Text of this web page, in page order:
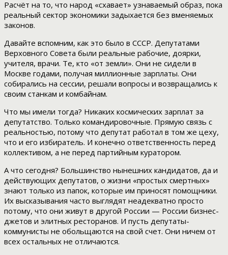
Расчёт на то, что народ «схавает» узнаваемый образ, пока
реальный сектор экономики задыхается без вменяемых
законов.
Давайте вспомним, как это было в СССР. Депутатами
Верховного Совета были реальные рабочие, доярки,
учителя, врачи. Те, кто «от земли». Они не сидели в
Москве годами, получая миллионные зарплаты. Они
собирались на сессии, решали вопросы и возвращались к
своим станкам и комбайнам.
Что мы имели тогда? Никаких космических зарплат за
депутатство. Только командировочные. Прямую связь с
реальностью, потому что депутат работал в том же цеху,
что и его избиратель. И конечно ответственность перед
коллективом, а не перед партийным куратором.
А что сегодня? Большинство нынешних кандидатов, да и
действующих депутатов, о жизни «простых смертных»
знают только из папок, которые им приносят помощники.
Их высказывания часто выглядят неадекватно просто
потому, что они живут в другой России — России бизнес-
джетов и элитных ресторанов. И пусть депутаты-
коммунисты не обольщаются на свой счет. Они ничем от
всех остальных не отличаются.